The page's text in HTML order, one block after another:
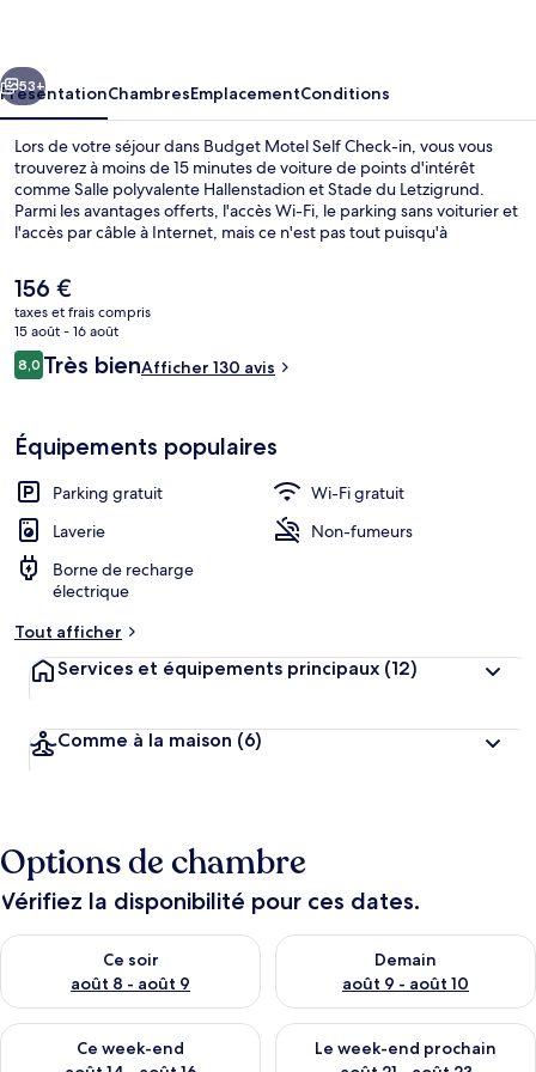
in
Suivant
53+
PrésentationChambresEmplacementConditions
Lors de votre séjour dans Budget Motel Self Check-in, vous vous
trouverez à moins de 15 minutes de voiture de points d'intérêt
comme Salle polyvalente Hallenstadion et Stade du Letzigrund.
Parmi les avantages offerts, l'accès Wi-Fi, le parking sans voiturier et
l'accès par câble à Internet, mais ce n'est pas tout puisqu'à
la randonnée en VTT, idéal pour un séjour actif. En voiture depuis
cet hôtel il ne vous faudra pas longtemps pour accéder à Université
de Zurich.
Le
prix
actuel
est
de
156 €
taxes et frais compris
15 août - 16 août
Avis
voyageurs
8,08,0 sur 10
Très bienAfficher 130 avis
Équipements populaires
Parking gratuit
Wi-Fi gratuit
Laverie
Non-fumeurs
Borne de recharge
électrique
Tout afficher
Services et équipements principaux (12)
Comme à la maison (6)
Options de chambre
Vérifiez la disponibilité pour ces dates.
Ce soir
août 8 - août 9
Vérifier la disponibilité pour ce soir août 8 - août 9
Demain
août 9 - août 10
Vérifier la disponibilité pour
Ce week-end
Vérifier la disponibilité pour ce week-end août 14 - août 16
Le week-end prochain
Vérifier la disponibilité pour